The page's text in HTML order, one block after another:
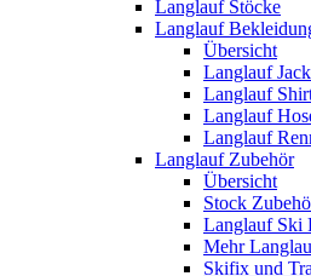
Langlauf Stöcke
Langlauf
Übersicht
Langlauf
Langlauf
Langlauf
Langlauf
Langlauf Zubehör
Übersicht
Stock
Langlauf Ski
Mehr
Skifix und